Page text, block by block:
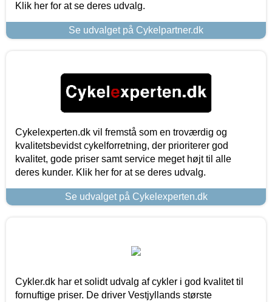
Klik her for at se deres udvalg.
Se udvalget på Cykelpartner.dk
Cykelexperten.dk vil fremstå som en troværdig og
kvalitetsbevidst cykelforretning, der prioriterer god
kvalitet, gode priser samt service meget højt til alle
deres kunder. Klik her for at se deres udvalg.
Se udvalget på Cykelexperten.dk
Cykler.dk har et solidt udvalg af cykler i god kvalitet til
fornuftige priser. De driver Vestjyllands største